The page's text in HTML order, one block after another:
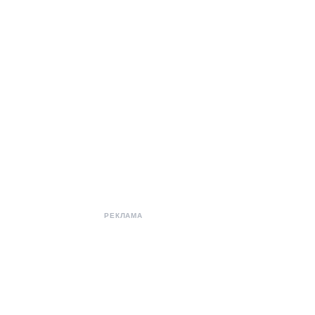
РЕКЛАМА